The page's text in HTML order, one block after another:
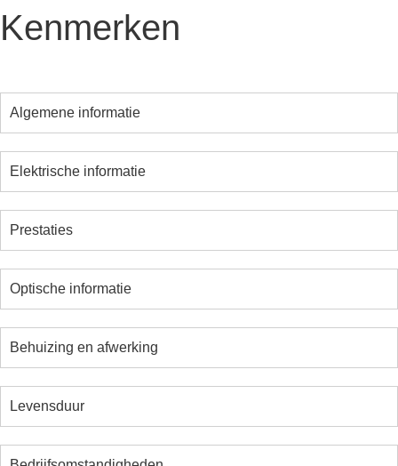
Kenmerken
Algemene informatie
Elektrische informatie
Prestaties
Optische informatie
Behuizing en afwerking
Levensduur